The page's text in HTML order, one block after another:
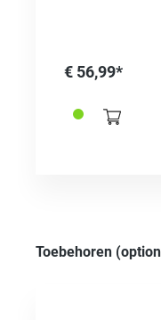
tin en
Ø 0,6 mm x 50
zowel fijn werk
€ 56,99*
Productgalerij
Toebehoren